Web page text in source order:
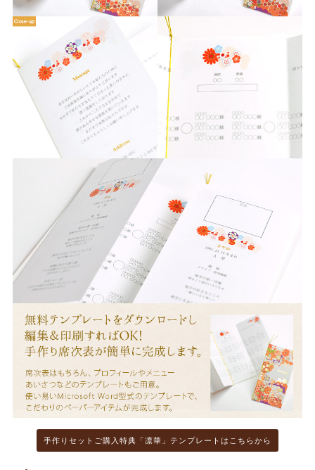
手作りセットご購入特典「凛華」テンプレートはこちらから